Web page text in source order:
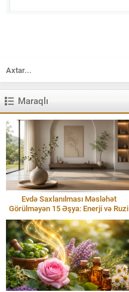
Maraqlı
Evdə Saxlanılması Məsləhət
Görülməyən 15 Əşya: Enerji və Ruzi